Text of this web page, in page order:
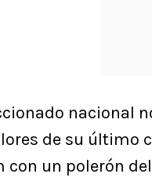
nacional
de su último
con un polerón